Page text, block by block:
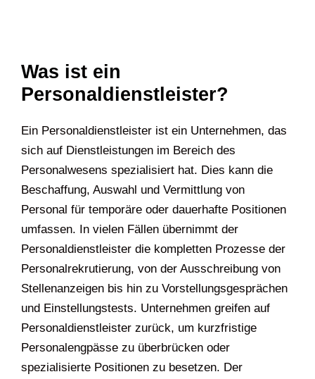
Was ist ein
Personaldienstleister?
Ein Personaldienstleister ist ein Unternehmen, das
sich auf Dienstleistungen im Bereich des
Personalwesens spezialisiert hat. Dies kann die
Beschaffung, Auswahl und Vermittlung von
Personal für temporäre oder dauerhafte Positionen
umfassen. In vielen Fällen übernimmt der
Personaldienstleister die kompletten Prozesse der
Personalrekrutierung, von der Ausschreibung von
Stellenanzeigen bis hin zu Vorstellungsgesprächen
und Einstellungstests. Unternehmen greifen auf
Personaldienstleister zurück, um kurzfristige
Personalengpässe zu überbrücken oder
spezialisierte Positionen zu besetzen. Der